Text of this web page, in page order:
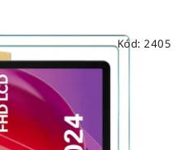
Kód: 2405